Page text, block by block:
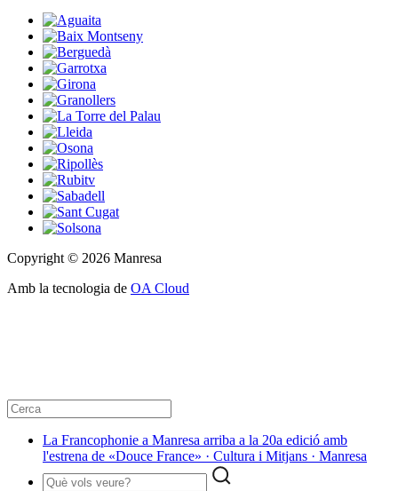
Copyright © 2026 Manresa
Amb la tecnologia de OA Cloud
La Francophonie a Manresa arriba a la 20a edició amb
l'estrena de «Douce France» · Cultura i Mitjans · Manresa